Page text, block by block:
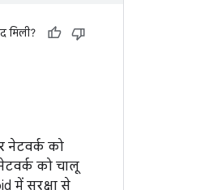
मिली?
नेटवर्क को
को चालू
में सुरक्षा से